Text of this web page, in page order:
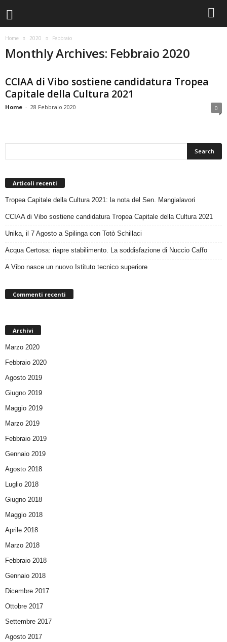
Home 2020 Febbraio
Monthly Archives: Febbraio 2020
CCIAA di Vibo sostiene candidatura Tropea
Capitale della Cultura 2021
Home - 28 Febbraio 2020 0
Articoli recenti
Tropea Capitale della Cultura 2021: la nota del Sen. Mangialavori
CCIAA di Vibo sostiene candidatura Tropea Capitale della Cultura 2021
Unika, il 7 Agosto a Spilinga con Totò Schillaci
Acqua Certosa: riapre stabilimento. La soddisfazione di Nuccio Caffo
A Vibo nasce un nuovo Istituto tecnico superiore
Commenti recenti
Archivi
Marzo 2020
Febbraio 2020
Agosto 2019
Giugno 2019
Maggio 2019
Marzo 2019
Febbraio 2019
Gennaio 2019
Agosto 2018
Luglio 2018
Giugno 2018
Maggio 2018
Aprile 2018
Marzo 2018
Febbraio 2018
Gennaio 2018
Dicembre 2017
Ottobre 2017
Settembre 2017
Agosto 2017